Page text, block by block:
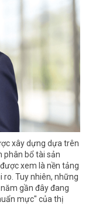
xây dựng dựa trên
phân bổ tài sản
xem là nền tảng
Tuy nhiên, những
gần đây đang
mực" của thị